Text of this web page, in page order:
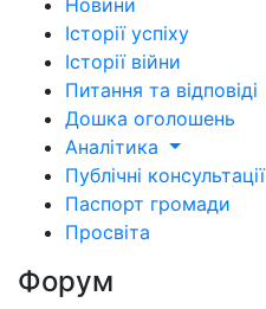
Новини
Історії успіху
Історії війни
Питання та відповіді
Дошка оголошень
Аналітика
Публічні консультації
Паспорт громади
Просвіта
Форум